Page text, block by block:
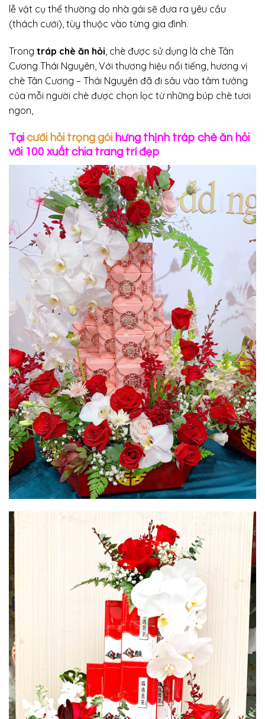
lễ vật cụ thể thường do nhà gái sẽ đưa ra yêu cầu
(thách cưới), tùy thuộc vào từng gia đình.
Trong tráp chè ăn hỏi, chè được sử dụng là chè Tân
Cương Thái Nguyên, Với thương hiệu nổi tiếng, hương vị
chè Tân Cương – Thái Nguyên đã đi sâu vào tâm tưởng
của mỗi người chè được chọn lọc từ những búp chè tươi
ngon,
Tại cưới hỏi trọng gói hưng thịnh tráp chè ăn hỏi
với 100 xuất chia trang trí đẹp